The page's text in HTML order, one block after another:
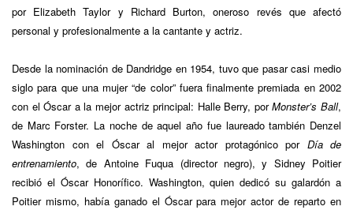
por Elizabeth Taylor y Richard Burton, oneroso revés que afectó
personal y profesionalmente a la cantante y actriz.
Desde la nominación de Dandridge en 1954, tuvo que pasar casi medio
siglo para que una mujer “de color” fuera finalmente premiada en 2002
con el Óscar a la mejor actriz principal: Halle Berry, porMonster’s Ball,
de Marc Forster. La noche de aquel año fue laureado también Denzel
Washington con el Óscar al mejor actor protagónico por Día de
entrenamiento, de Antoine Fuqua (director negro), y Sidney Poitier
recibió el Óscar Honorífico. Washington, quien dedicó su galardón a
Poitier mismo, había ganado el Óscar para mejor actor de reparto en